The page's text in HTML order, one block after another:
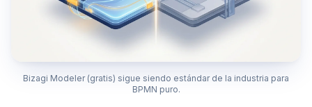
Bizagi Modeler (gratis) sigue siendo estándar de la industria para
BPMN puro.